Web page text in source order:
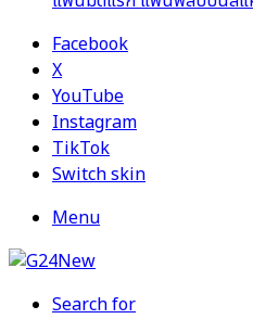
Facebook
X
YouTube
Instagram
TikTok
Switch skin
Menu
Search for